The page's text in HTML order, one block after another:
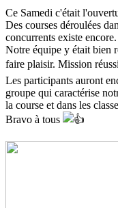
Ce Samedi c'était
Des courses déroulées
concurrents existe encore.
Notre équipe y était bien
faire plaisir. Mission
Les participants auront
groupe qui caractérise
la course et dans les
Bravo à tous